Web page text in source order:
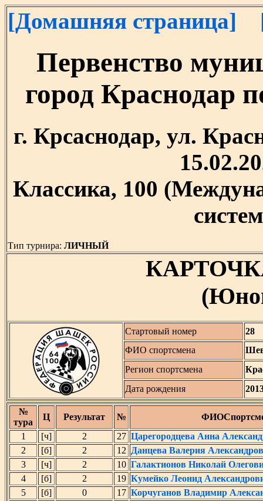
[Домашняя страница]
Первенство
город Краснодар
г. Крсаснодар, ул.
Классика, 100
Тип турнира: ЛИЧНЫЙ
Стартовый номер
28
ФИО спортсмена
Регион спортсмена
Дата рождения
№
тура
Ц Результат №
1
[ч] 2 27 Царегородцева Анна
2
[б] 2 12
Данцева Валерия
3
[ч] 2 10 Галактионов Николай
4
[б] 2 19 Кумейко Леонид
5
[б] 0 17 Корчуганов Владимир